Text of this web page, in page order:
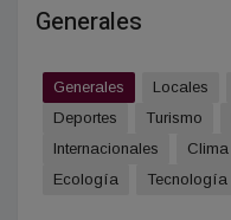
Generales
Generales Locales
Deportes
Turismo
Internacionales
Clima
Ecología
Tecnología